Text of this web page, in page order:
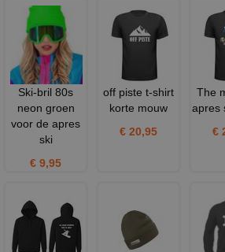
Ski-bril 80s
neon groen
voor de apres
ski
€ 9,95
off piste t-shirt
korte mouw
€ 20,95
The
apres
€